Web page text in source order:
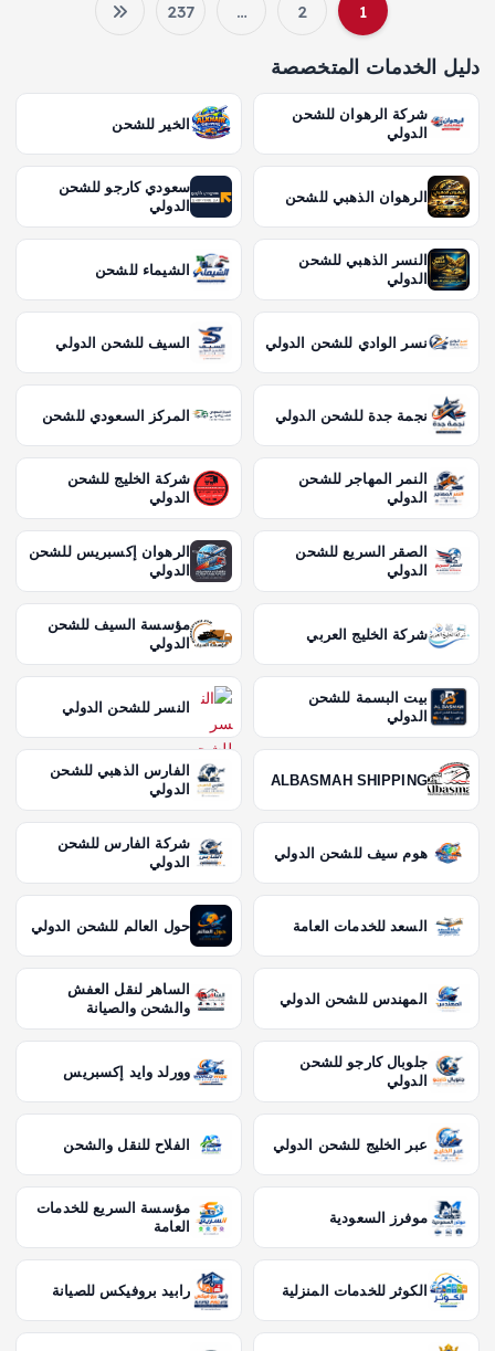
ت
ع
د
د
ص
ف
ح
ا
ت
ا
ل
م
ق
ا
ل
ت
1
2
…
237
دليل الخدمات المتخصصة
شركة الرهوان للشحن
الدولي
الخير للشحن
الرهوان الذهبي للشحن
سعودي كارجو للشحن
الدولي
النسر الذهبي للشحن
الدولي
الشيماء للشحن
نسر الوادي للشحن الدولي السيف للشحن الدولي
نجمة جدة للشحن الدولي المركز السعودي للشحن
النمر المهاجر للشحن
الدولي
شركة الخليج للشحن
الدولي
الصقر السريع للشحن
الدولي
الرهوان إكسبريس للشحن
الدولي
شركة الخليج العربي
مؤسسة السيف للشحن
الدولي
بيت البسمة للشحن
الدولي
النسر للشحن الدولي
ALBASMAH SHIPPING
الفارس الذهبي للشحن
الدولي
هوم سيف للشحن الدولي
شركة الفارس للشحن
الدولي
السعد للخدمات العامة حول العالم للشحن الدولي
المهندس للشحن الدولي
الساهر لنقل العفش
والشحن والصيانة
جلوبال كارجو للشحن
الدولي
وورلد وايد إكسبريس
عبر الخليج للشحن الدولي الفلاح للنقل والشحن
موفرز السعودية
مؤسسة السريع للخدمات
العامة
الكوثر للخدمات المنزلية رابيد بروفيكس للصيانة